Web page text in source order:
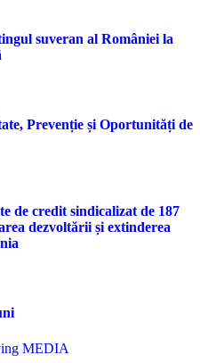
suveran al României la
Prevenție și Oportunități de
de credit sindicalizat de 187
dezvoltării și extinderea